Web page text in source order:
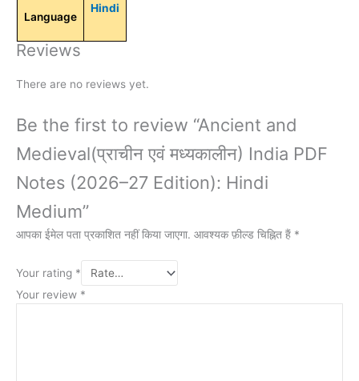
Language
Hindi
Reviews
There are no reviews yet.
Be the first to review “Ancient and
Medieval(प्राचीन एवं मध्यकालीन) India PDF
Notes (2026–27 Edition): Hindi
Medium”
आपका ईमेल पता प्रकाशित नहीं किया जाएगा. आवश्यक फ़ील्ड चिह्नित हैं *
Your rating *
Your review *